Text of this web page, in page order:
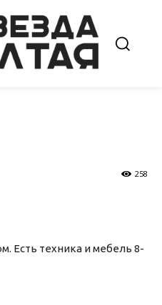
258
Есть техника и мебель 8-